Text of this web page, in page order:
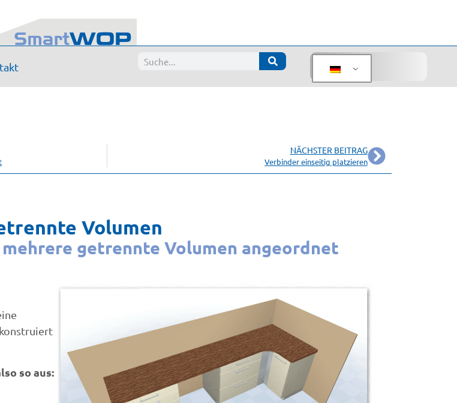
NÄCHSTER BEITRAG
Verbinder einseitig platzieren
getrennte Volumen angeordnet
Volumen
so aus: